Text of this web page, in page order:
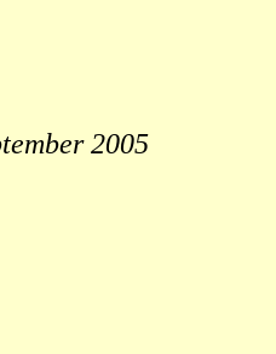
2005